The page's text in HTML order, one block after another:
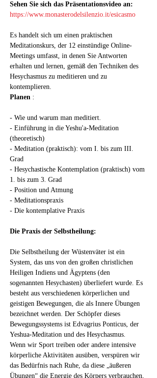
Sehen Sie sich das Präsentationsvideo an:
https://www.monasterodelsilenzio.it/esicasmo
Es handelt sich um einen praktischen
Meditationskurs, der 12 einstündige Online-
Meetings umfasst, in denen Sie Antworten
erhalten und lernen, gemäß den Techniken des
Hesychasmus zu meditieren und zu
kontemplieren.
Planen :
- Wie und warum man meditiert.
- Einführung in die Yeshu'a-Meditation
(theoretisch)
- Meditation (praktisch): vom I. bis zum III.
Grad
- Hesychastische Kontemplation (praktisch) vom
1. bis zum 3. Grad
- Position und Atmung
- Meditationspraxis
- Die kontemplative Praxis
Die Praxis der Selbstheilung:
Die Selbstheilung der Wüstenväter ist ein
System, das uns von den großen christlichen
Heiligen Indiens und Ägyptens (den
sogenannten Hesychasten) überliefert wurde. Es
besteht aus verschiedenen körperlichen und
geistigen Bewegungen, die als Innere Übungen
bezeichnet werden. Der Schöpfer dieses
Bewegungssystems ist Edvagrius Ponticus, der
Yeshua-Meditation und des Hesychasmus.
Wenn wir Sport treiben oder andere intensive
körperliche Aktivitäten ausüben, verspüren wir
das Bedürfnis nach Ruhe, da diese „äußeren
Übungen“ die Energie des Körpers verbrauchen,